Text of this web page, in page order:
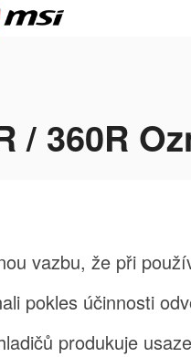
/ 360R
vazbu, že při
pokles účinnosti
produkuje